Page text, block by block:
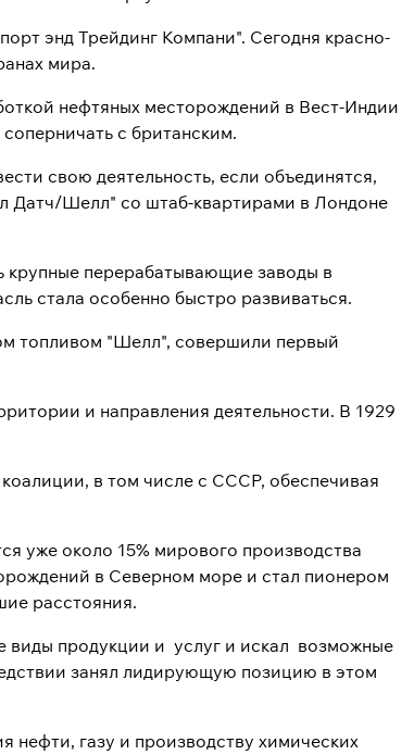
энд Трейдинг Компани". Сегодня красно-
мира.
нефтяных месторождений в Вест-Индии
с британским.
свою деятельность, если объединятся,
Датч/Шелл" со штаб-квартирами в Лондоне
крупные перерабатывающие заводы в
стала особенно быстро развиваться.
топливом "Шелл", совершили первый
и направления деятельности. В 1929
в том числе с СССР, обеспечивая
уже около 15% мирового производства
в Северном море и стал пионером
расстояния.
виды продукции и услуг и искал возможные
занял лидирующую позицию в этом
нефти, газу и производству химических